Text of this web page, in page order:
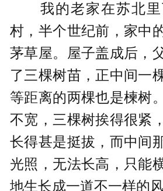
我的老家在苏北里
村，半个世纪前，家中
茅草屋。屋子盖成后，
了三棵树苗，正中间一
等距离的两棵也是楝树
不宽，三棵树挨得很紧
长得甚是挺拔，而中间
光照，无法长高，只能
地生长成一道不一样的风